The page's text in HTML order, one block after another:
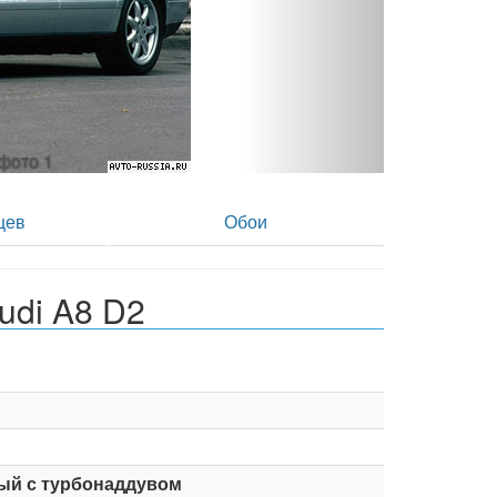
2
Обои
A8 D2
с турбонаддувом